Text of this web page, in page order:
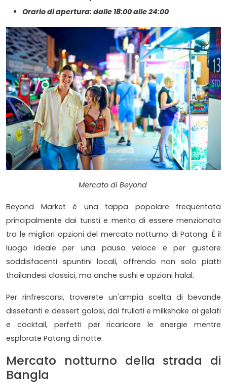
Orario di apertura: dalle 18:00 alle 24:00
Mercato di Beyond
Beyond Market è una tappa popolare frequentata
principalmente dai turisti e merita di essere menzionata
tra le migliori opzioni del mercato notturno di Patong. È il
luogo ideale per una pausa veloce e per gustare
soddisfacenti spuntini locali, offrendo non solo piatti
thailandesi classici, ma anche sushi e opzioni halal.
Per rinfrescarsi, troverete un'ampia scelta di bevande
dissetanti e dessert golosi, dai frullati e milkshake ai gelati
e cocktail, perfetti per ricaricare le energie mentre
esplorate Patong di notte.
Mercato notturno della strada di
Bangla